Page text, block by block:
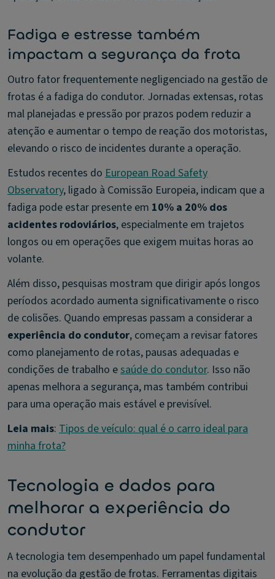
Fadiga e estresse também
impactam a segurança da frota
Outro fator frequentemente negligenciado na gestão de
frotas é a fadiga do condutor. Jornadas extensas, rotas
mal planejadas e pressão por prazos podem reduzir a
atenção e aumentar o tempo de reação dos motoristas,
elevando o risco de incidentes durante a operação.
Estudos recentes do European Road Safety
Observatory, ligado à Comissão Europeia, indicam que a
fadiga pode estar presente em 10% a 20% dos
acidentes rodoviários, especialmente em trajetos
longos ou em operações que exigem muitas horas ao
volante.
Além disso, pesquisas mostram que dirigir após longos
períodos acordado aumenta significativamente o risco
de colisões. Quando empresas passam a considerar a
experiência do condutor, começam a revisar fatores
como planejamento de rotas, pausas adequadas e
condições de trabalho esaúde do condutor. Isso não
apenas melhora a segurança, mas também contribui
para uma operação mais estável e previsível.
Leia mais: Tipos de veículo: qual é o carro ideal para
minha frota?
Tecnologia e dados para
melhorar a experiência do
condutor
A tecnologia tem desempenhado um papel fundamental
na evolução da gestão de frotas. Ferramentas digitais